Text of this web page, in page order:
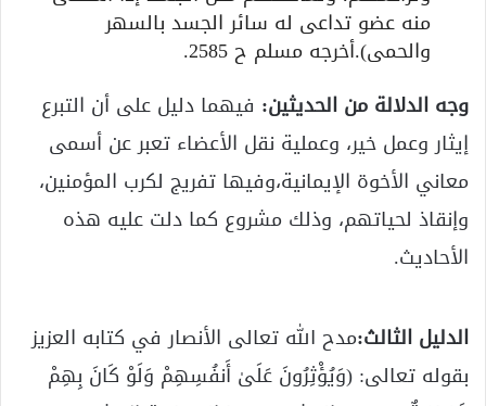
منه عضو تداعى له سائر الجسد بالسهر
والحمى).أخرجه مسلم ح 2585.
وجه الدلالة من الحديثين: فيهما دليل على أن التبرع
إيثار وعمل خير، وعملية نقل الأعضاء تعبر عن أسمى
معاني الأخوة الإيمانية،وفيها تفريج لكرب المؤمنين،
وإنقاذ لحياتهم، وذلك مشروع كما دلت عليه هذه
الأحاديث.
الدليل الثالث:مدح الله تعالى الأنصار في كتابه العزيز
بقوله تعالى: (وَيُؤْثِرُونَ عَلَىٰ أَنفُسِهِمْ وَلَوْ كَانَ بِهِمْ